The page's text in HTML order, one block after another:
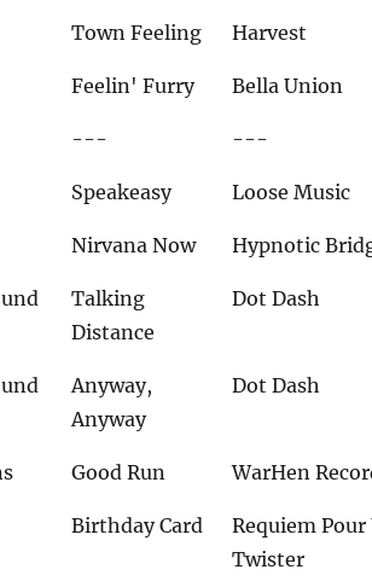
Town Feeling Harvest
Feelin' Furry Bella Union
--- ---
Speakeasy Loose Music
Nirvana Now Hypnotic
Talking
Distance
Dot Dash
Anyway,
Anyway
Dot Dash
Good Run WarHen
Birthday Card
Requiem Pour
Twister